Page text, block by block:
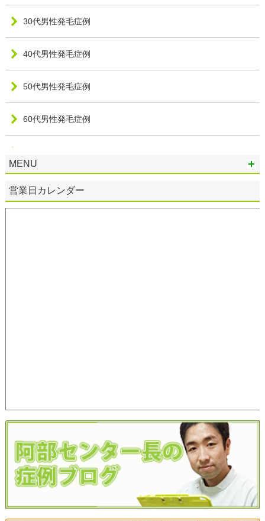
30代男性発毛症例
40代男性発毛症例
50代男性発毛症例
60代男性発毛症例
30代女性発毛症例
MENU
営業日カレンダー